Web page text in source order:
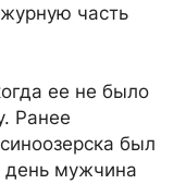
часть
ее не было
Ранее
был
день мужчина